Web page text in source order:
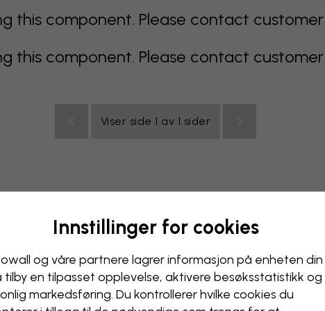
this component. Please contact
this component. Please contact
Viser side 1 av 1 sider
oransje rosa lilla rød turkis hvit
Innstillinger for cookies
og våre partnere lagrer informasjon på enheten din
tilby en tilpasset opplevelse, aktivere besøks­statistikk og
markedsføring. Du kontrollerer hvilke cookies du